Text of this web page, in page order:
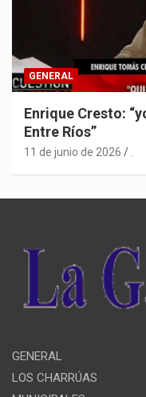
GENERAL
Enrique Cresto:
Entre Ríos”
11 de junio de 2026
GENERAL
LOS CHARRÚAS